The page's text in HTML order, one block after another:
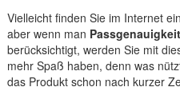
Vielleicht finden Sie im Internet
aber wenn man Passgenauigkeit
berücksichtigt, werden Sie mit
mehr Spaß haben, denn was
das Produkt schon nach kurzer